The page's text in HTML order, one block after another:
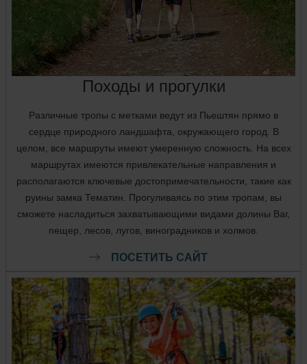
Походы и прогулки
Различные тропы с метками ведут из Пьештян прямо в
сердце природного ландшафта, окружающего город. В
целом, все маршруты имеют умеренную сложность. На всех
маршрутах имеются привлекательные направления и
располагаются ключевые достопримечательности, такие как
руины замка Тематин. Прогуливаясь по этим тропам, вы
сможете насладиться захватывающими видами долины Ваг,
пещер, лесов, лугов, виноградников и холмов.
ПОСЕТИТЬ САЙТ